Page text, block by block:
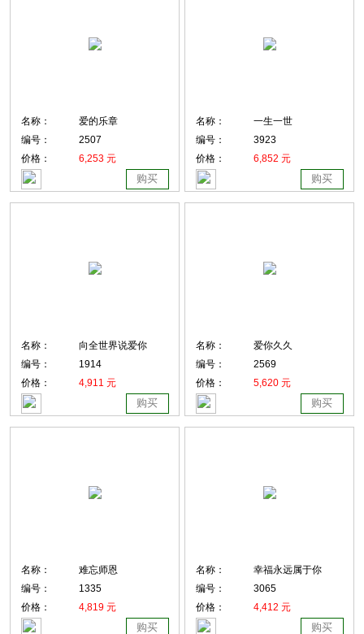
名称：
爱的乐章
编号：
2507
价格：
6,253 元
购买
名称：
一生一世
编号：
3923
价格：
6,852 元
购买
名称：
向全世界说爱你
编号：
1914
价格：
4,911 元
购买
名称：
爱你久久
编号：
2569
价格：
5,620 元
购买
名称：
难忘师恩
编号：
1335
价格：
4,819 元
购买
名称：
幸福永远属于你
编号：
3065
价格：
4,412 元
购买